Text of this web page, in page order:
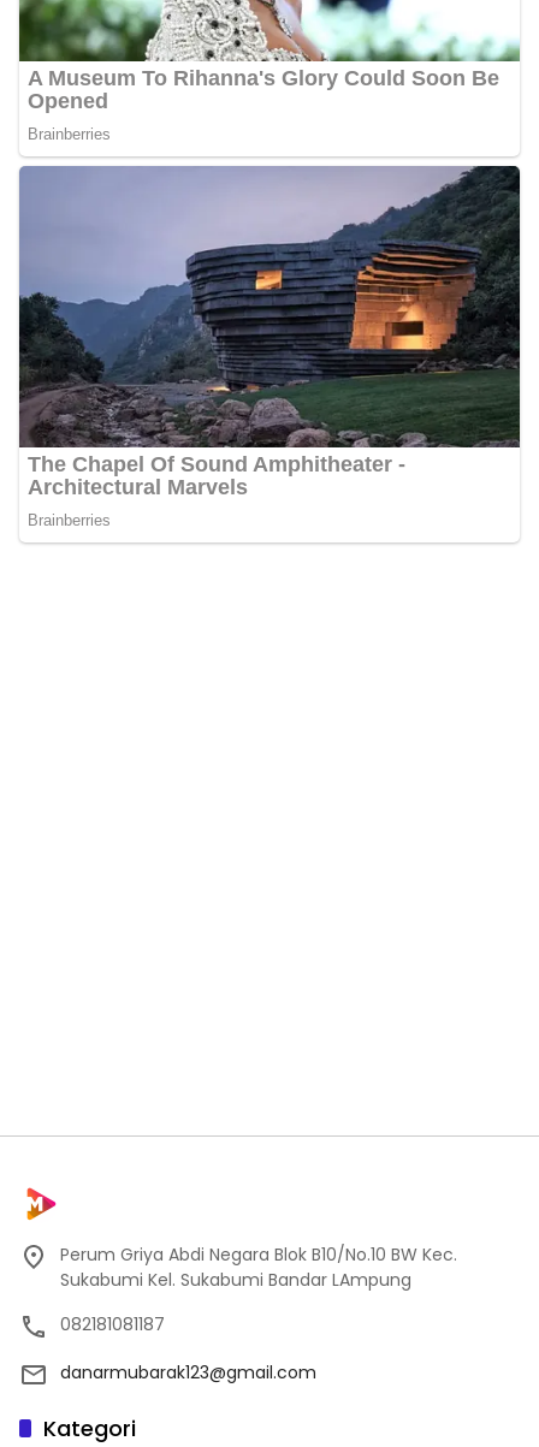
Perum Griya Abdi Negara Blok B10/No.10 BW Kec.
Sukabumi Kel. Sukabumi Bandar LAmpung
082181081187
danarmubarak123@gmail.com
Kategori